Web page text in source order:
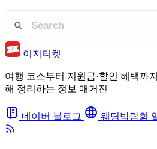
이지티켓
여행 코스부터 지원금·할인 혜택까
해 정리하는 정보 매거진
네이버 블로그 웨딩박람회